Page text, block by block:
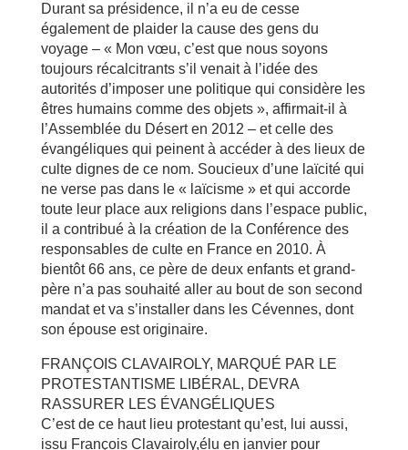
Durant sa présidence, il n’a eu de cesse
également de plaider la cause des gens du
voyage – « Mon vœu, c’est que nous soyons
toujours récalcitrants s’il venait à l’idée des
autorités d’imposer une politique qui considère les
êtres humains comme des objets », affirmait-il à
l’Assemblée du Désert en 2012 – et celle des
évangéliques qui peinent à accéder à des lieux de
culte dignes de ce nom. Soucieux d’une laïcité qui
ne verse pas dans le « laïcisme » et qui accorde
toute leur place aux religions dans l’espace public,
il a contribué à la création de la Conférence des
responsables de culte en France en 2010. À
bientôt 66 ans, ce père de deux enfants et grand-
père n’a pas souhaité aller au bout de son second
mandat et va s’installer dans les Cévennes, dont
son épouse est originaire.
FRANÇOIS CLAVAIROLY, MARQUÉ PAR LE
PROTESTANTISME LIBÉRAL, DEVRA
RASSURER LES ÉVANGÉLIQUES
C’est de ce haut lieu protestant qu’est, lui aussi,
issu François Clavairoly,élu en janvier pour